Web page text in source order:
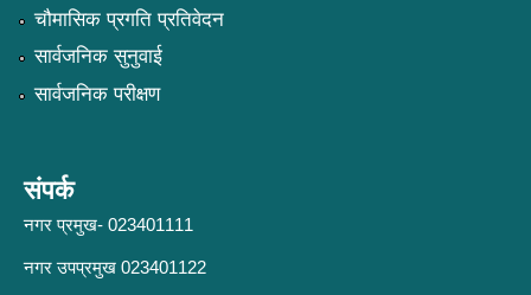
चौमासिक प्रगति प्रतिवेदन
सार्वजनिक सुनुवाई
सार्वजनिक परीक्षण
संपर्क
नगर प्रमुख- 023401111
नगर उपप्रमुख 023401122